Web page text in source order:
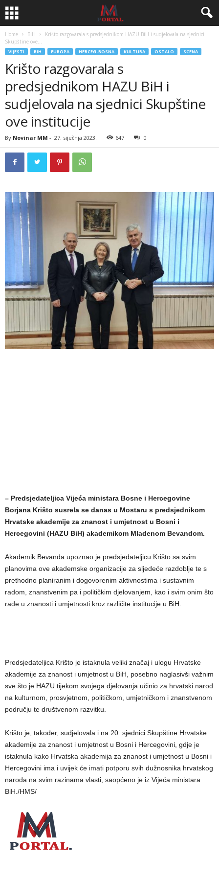
Home BIH
Krišto razgovarala s predsjednikom HAZU BiH i sudjelovala na sjednici
Skupštine ove...
VIJESTI BIH EUROPA HERCEG-BOSNA KULTURA OSTALO SCENA
Krišto razgovarala s
predsjednikom HAZU BiH i
sudjelovala na sjednici Skupštine
ove institucije
By Novinar MM - 27. siječnja 2023. 647 0
– Predsjedateljica Vijeća ministara Bosne i Hercegovine
Borjana Krišto susrela se danas u Mostaru s predsjednikom
Hrvatske akademije za znanost i umjetnost u Bosni i
Hercegovini (HAZU BiH) akademikom Mladenom Bevandom.
Akademik Bevanda upoznao je predsjedateljicu Krišto sa svim
planovima ove akademske organizacije za sljedeće razdoblje te s
prethodno planiranim i dogovorenim aktivnostima i sustavnim
radom, znanstvenim pa i političkim djelovanjem, kao i svim onim što
rade u znanosti i umjetnosti kroz različite institucije u BiH.
Predsjedateljica Krišto je istaknula veliki značaj i ulogu Hrvatske
akademije za znanost i umjetnost u BiH, posebno naglasivši važnim
sve što je HAZU tijekom svojega djelovanja učinio za hrvatski narod
na kulturnom, prosvjetnom, političkom, umjetničkom i znanstvenom
području te društvenom razvitku.
Krišto je, također, sudjelovala i na 20. sjednici Skupštine Hrvatske
akademije za znanost i umjetnost u Bosni i Hercegovini, gdje je
istaknula kako Hrvatska akademija za znanost i umjetnost u Bosni i
Hercegovini ima i uvijek će imati potporu svih dužnosnika hrvatskog
naroda na svim razinama vlasti, saopćeno je iz Vijeća ministara
BiH./HMS/